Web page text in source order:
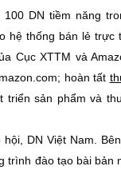
DN tiềm năng
hệ thống bán lẻ trực
Cục XTTM và
hoàn tất
triển sản phẩm và
DN Việt Nam. Bên
trình đào tạo bài bản